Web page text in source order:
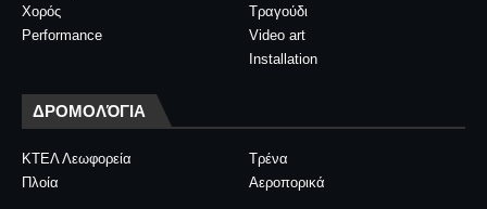
Τραγούδι
Χορός
Video art
Performance
Installation
ΔΡΟΜΟΛΌΓΙΑ
ΚΤΕΛ Λεωφορεία
Τρένα
Πλοία
Αεροπορικά